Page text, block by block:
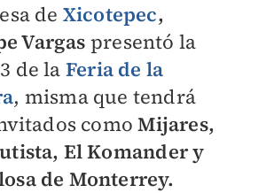
de Xicotepec,
Vargas presentó la
de la Feria de la
, misma que tendrá
comoMijares,
El Komander y
de Monterrey.